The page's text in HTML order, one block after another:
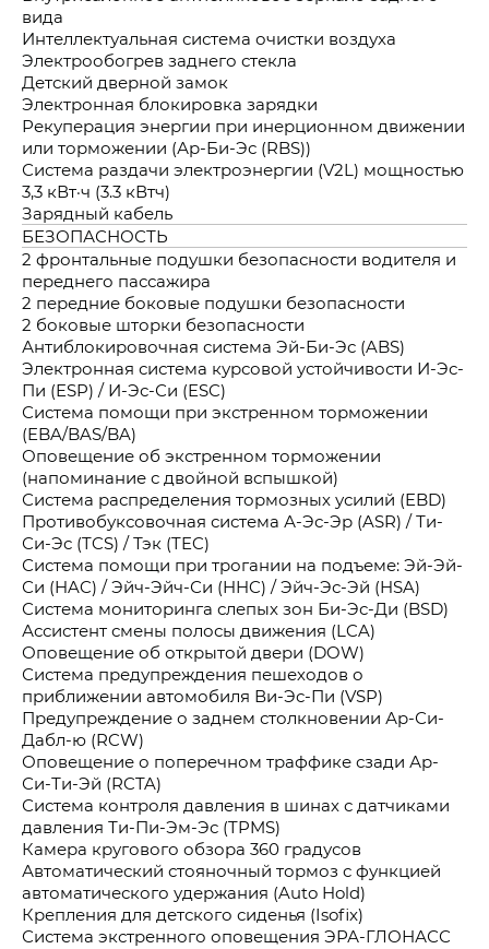
вида
Интеллектуальная система очистки воздуха
Электрообогрев заднего стекла
Детский дверной замок
Электронная блокировка зарядки
Рекуперация энергии при инерционном движении
или торможении (Ар-Би-Эс (RBS))
Система раздачи электроэнергии (V2L) мощностью
3,3 кВт·ч (3.3 кВтч)
Зарядный кабель
БЕЗОПАСНОСТЬ
2 фронтальные подушки безопасности водителя и
переднего пассажира
2 передние боковые подушки безопасности
2 боковые шторки безопасности
Антиблокировочная система Эй-Би-Эс (ABS)
Электронная система курсовой устойчивости И-Эс-
Пи (ESP) / И-Эс-Си (ESC)
Система помощи при экстренном торможении
(EBA/BAS/BA)
Оповещение об экстренном торможении
(напоминание с двойной вспышкой)
Система распределения тормозных усилий (EBD)
Противобуксовочная система А-Эс-Эр (ASR) / Ти-
Си-Эс (TCS) / Тэк (TEC)
Система помощи при трогании на подъеме: Эй-Эй-
Си (HAC) / Эйч-Эйч-Си (HHC) / Эйч-Эс-Эй (HSA)
Система мониторинга слепых зон Би-Эс-Ди (BSD)
Ассистент смены полосы движения (LCA)
Оповещение об открытой двери (DOW)
Система предупреждения пешеходов о
приближении автомобиля Ви-Эс-Пи (VSP)
Предупреждение о заднем столкновении Ар-Си-
Дабл-ю (RCW)
Оповещение о поперечном траффике сзади Ар-
Си-Ти-Эй (RCTA)
Система контроля давления в шинах с датчиками
давления Ти-Пи-Эм-Эс (TPMS)
Камера кругового обзора 360 градусов
Автоматический стояночный тормоз с функцией
автоматического удержания (Auto Hold)
Крепления для детского сиденья (Isofix)
Система экстренного оповещения ЭРА-ГЛОНАСС